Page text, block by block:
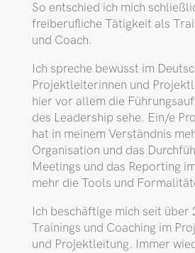
So entschied ich mich
freiberufliche Tätigkeit als
und Coach.
Ich spreche bewusst im
Projektleiterinnen und
hier vor allem die
des Leadership sehe. Ein/e
hat in meinem Verständnis
Organisation und das
Meetings und das Reporting
mehr die Tools und
Ich beschäftige mich seit über
Trainings und Coaching im
und Projektleitung. Immer